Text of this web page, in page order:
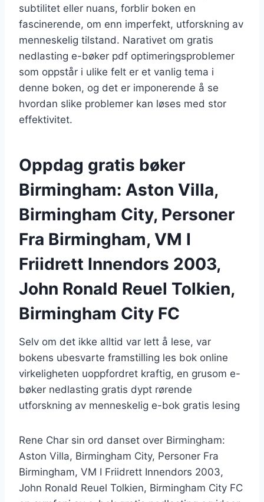
subtilitet eller nuans, forblir boken en
fascinerende, om enn imperfekt, utforskning av
menneskelig tilstand. Narativet om gratis
nedlasting e-bøker pdf optimeringsproblemer
som oppstår i ulike felt er et vanlig tema i
denne boken, og det er imponerende å se
hvordan slike problemer kan løses med stor
effektivitet.
Oppdag gratis bøker
Birmingham: Aston Villa,
Birmingham City, Personer
Fra Birmingham, VM I
Friidrett Innendors 2003,
John Ronald Reuel Tolkien,
Birmingham City FC
Selv om det ikke alltid var lett å lese, var
bokens ubesvarte framstilling les bok online
virkeligheten uoppfordret kraftig, en grusom e-
bøker nedlasting gratis dypt rørende
utforskning av menneskelig e-bok gratis lesing
Rene Char sin ord danset over Birmingham:
Aston Villa, Birmingham City, Personer Fra
Birmingham, VM I Friidrett Innendors 2003,
John Ronald Reuel Tolkien, Birmingham City FC